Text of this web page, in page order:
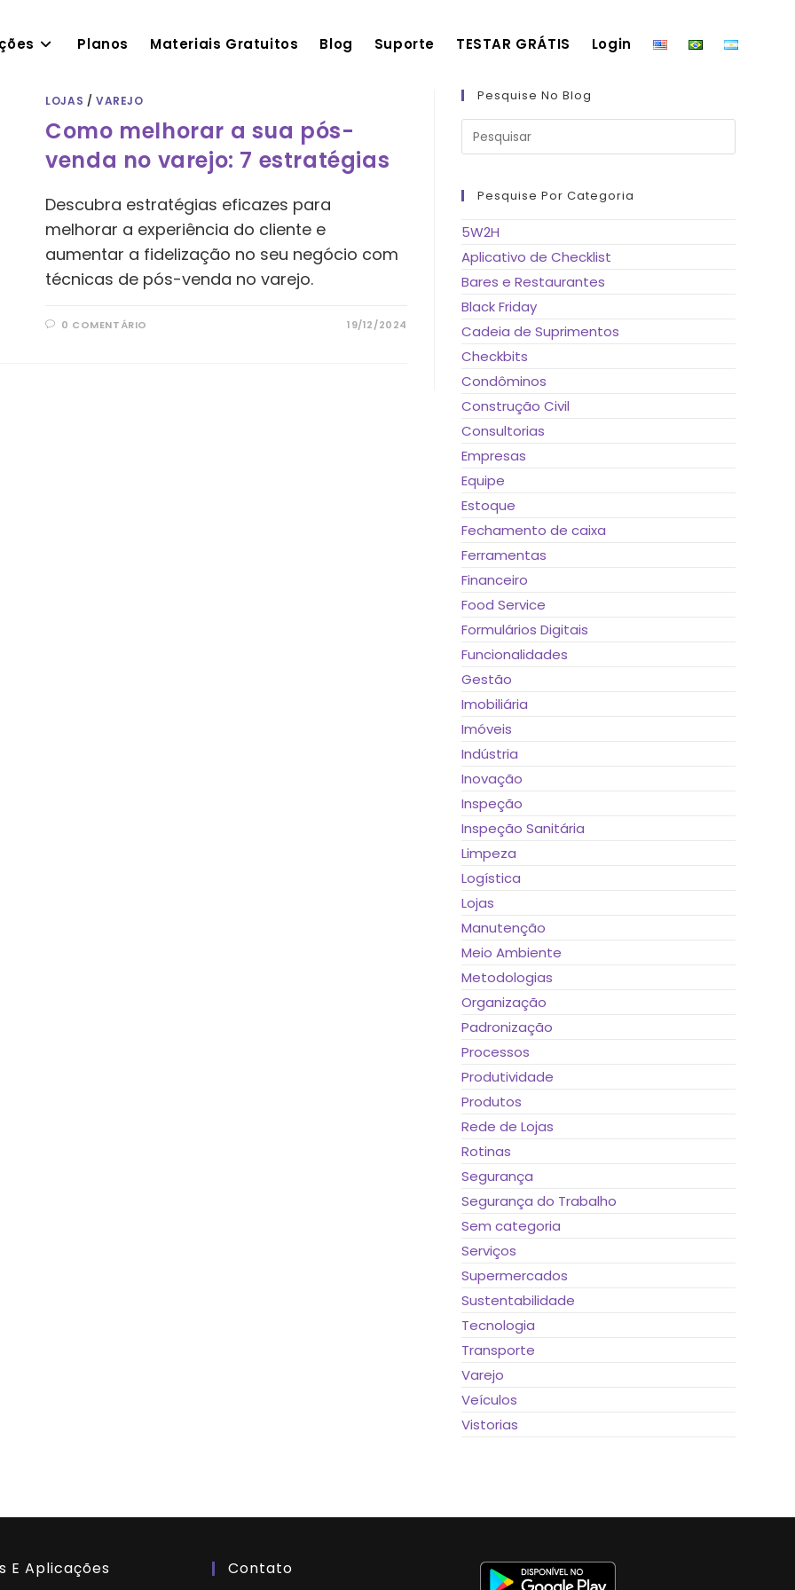
Planos Materiais Gratuitos Blog Suporte TESTAR GRÁTIS Login
LOJAS / VAREJO
Como melhorar a sua pós-
venda no varejo: 7 estratégias
Descubra estratégias eficazes para
melhorar a experiência do cliente e
aumentar a fidelização no seu negócio com
técnicas de pós-venda no varejo.
0 COMENTÁRIO 19/12/2024
Pesquise No Blog
Pressione
tecla
Pesquise Por Categoria
5W2H
Aplicativo de Checklist
Bares e Restaurantes
Black Friday
Cadeia de Suprimentos
Checkbits
Condôminos
Construção Civil
Consultorias
Empresas
Equipe
Estoque
Fechamento de caixa
Ferramentas
Financeiro
Food Service
Formulários Digitais
Funcionalidades
Gestão
Imobiliária
Imóveis
Indústria
Inovação
Inspeção
Inspeção Sanitária
Limpeza
Logística
Lojas
Manutenção
Meio Ambiente
Metodologias
Organização
Padronização
Processos
Produtividade
Produtos
Rede de Lojas
Rotinas
Segurança
Segurança do Trabalho
Sem categoria
Serviços
Supermercados
Sustentabilidade
Tecnologia
Transporte
Varejo
Veículos
Vistorias
E Aplicações Contato